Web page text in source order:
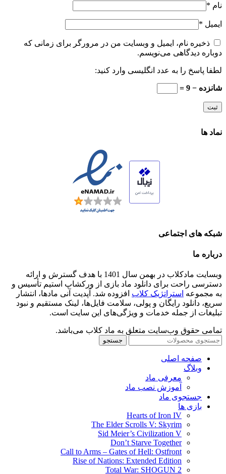
نام *
ایمیل *
ذخیره نام، ایمیل و وبسایت من در مرورگر برای زمانی که
دوباره دیدگاهی می‌نویسم.
لطفا پاسخ را به عدد انگلیسی وارد کنید:
شانزده − 9 =
نماد ها
شبکه های اجتماعی
درباره ما
وبسایت مادکلاب در بهمن سال 1401 با هدف گسترش و ارائه
دسترسی راحت برای دانلود ماد بازی از ورکشاپ استیم تأسیس و
به مجموعه استراتژیک کلاب افزوده شد. آپدیت آنی مادها، انتشار
سریع، دانلود رایگان و پولی، سلامت فایل‌ها، لینک مستقیم و نبود
تبلیغات از جمله خدمات و ویژگی‌های این سایت است.
تمامی حقوق وب‌سایت متعلق به ماد کلاب می‌باشد.
جستجو
صفحه اصلی
وبلاگ
معرفی ماد
آموزش نصب ماد
جستجوی ماد
بازی ها
Hearts of Iron IV
The Elder Scrolls V: Skyrim
Sid Meier’s Civilization V
Don’t Starve Together
Call to Arms – Gates of Hell: Ostfront
Rise of Nations: Extended Edition
Total War: SHOGUN 2